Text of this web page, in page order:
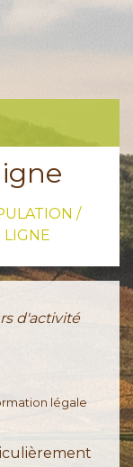
/
LIGNE
d'activité
légale